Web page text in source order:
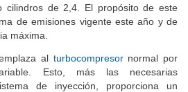
cilindros de 2,4. El propósito de este
de emisiones vigente este año y de
máxima.
al turbocompresornormal por
Esto, más las necesarias
de inyección, proporciona un